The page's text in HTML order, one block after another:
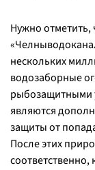
Нужно
нескольких
водозаборные
рыбозащитными
являются
защиты от
После этих